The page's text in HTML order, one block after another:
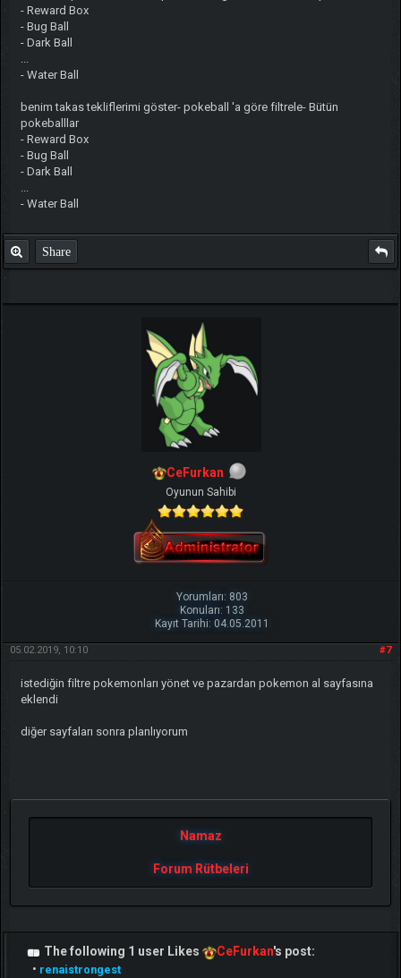
- Reward Box
- Bug Ball
- Dark Ball
- Water Ball
benim takas tekliflerimi göster- pokeball 'a göre filtrele- Bütün
pokeballlar
- Reward Box
- Bug Ball
- Dark Ball
- Water Ball
Share
CeFurkan
Oyunun Sahibi
Yorumları: 803
Konuları: 133
Kayıt Tarihi: 04.05.2011
#7
05.02.2019, 10:10
istediğin filtre pokemonları yönet ve pazardan pokemon al sayfasına
eklendi
diğer sayfaları sonra planlıyorum
Namaz
Forum Rütbeleri
The following 1 user Likes CeFurkan's post:
• renaistrongest